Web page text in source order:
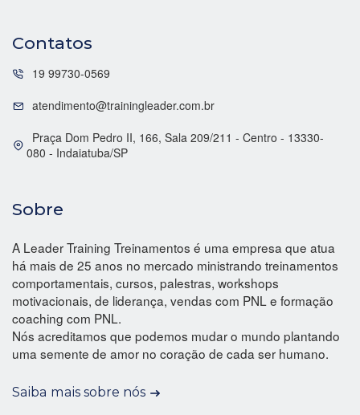
Contatos
19 99730-0569
atendimento@trainingleader.com.br
Praça Dom Pedro II, 166, Sala 209/211 - Centro - 13330-
080 - Indaiatuba/SP
Sobre
A Leader Training Treinamentos é uma empresa que atua
há mais de 25 anos no mercado ministrando treinamentos
comportamentais, cursos, palestras, workshops
motivacionais, de liderança, vendas com PNL e formação
coaching com PNL.
Nós acreditamos que podemos mudar o mundo plantando
uma semente de amor no coração de cada ser humano.
Saiba mais sobre nós